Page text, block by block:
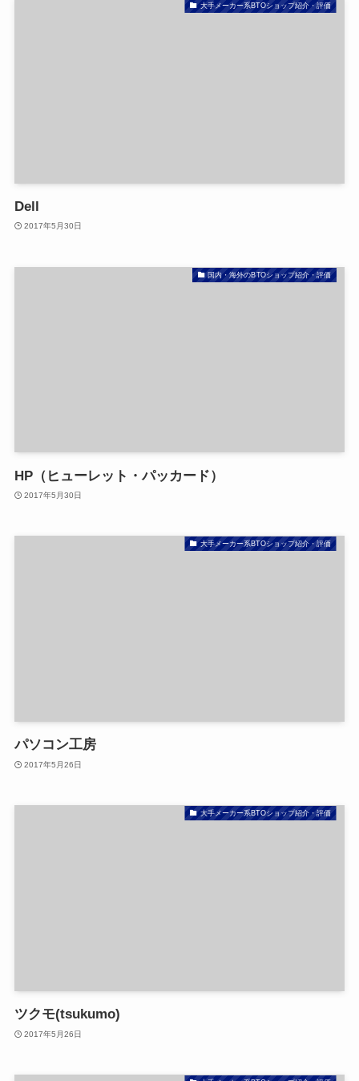
大手メーカー系BTOショップ紹介・評価
Dell
2017年5月30日
国内・海外のBTOショップ紹介・評価
HP（ヒューレット・パッカード）
2017年5月30日
大手メーカー系BTOショップ紹介・評価
パソコン工房
2017年5月26日
大手メーカー系BTOショップ紹介・評価
ツクモ(tsukumo)
2017年5月26日